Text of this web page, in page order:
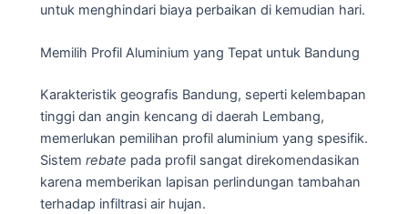
untuk menghindari biaya perbaikan di kemudian hari.
Memilih Profil Aluminium yang Tepat untuk Bandung
Karakteristik geografis Bandung, seperti kelembapan
tinggi dan angin kencang di daerah Lembang,
memerlukan pemilihan profil aluminium yang spesifik.
Sistem rebate pada profil sangat direkomendasikan
karena memberikan lapisan perlindungan tambahan
terhadap infiltrasi air hujan.